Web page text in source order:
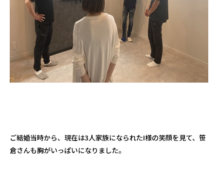
ご結婚当時から、現在は3人家族になられたI様の笑顔を見て、笹
倉さんも胸がいっぱいになりました。